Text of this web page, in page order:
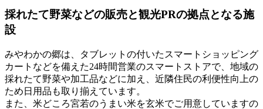
採れたて野菜などの販売と観光PRの拠点となる施
設
みやわかの郷は、タブレットの付いたスマートショッピング
カートなどを備えた24時間営業のスマートストアで、地域の
採れたて野菜や加工品などに加え、近隣住民の利便性向上の
ため日用品も取り揃えています。
また、米どころ宮若のうまい米を玄米でご用意していますの